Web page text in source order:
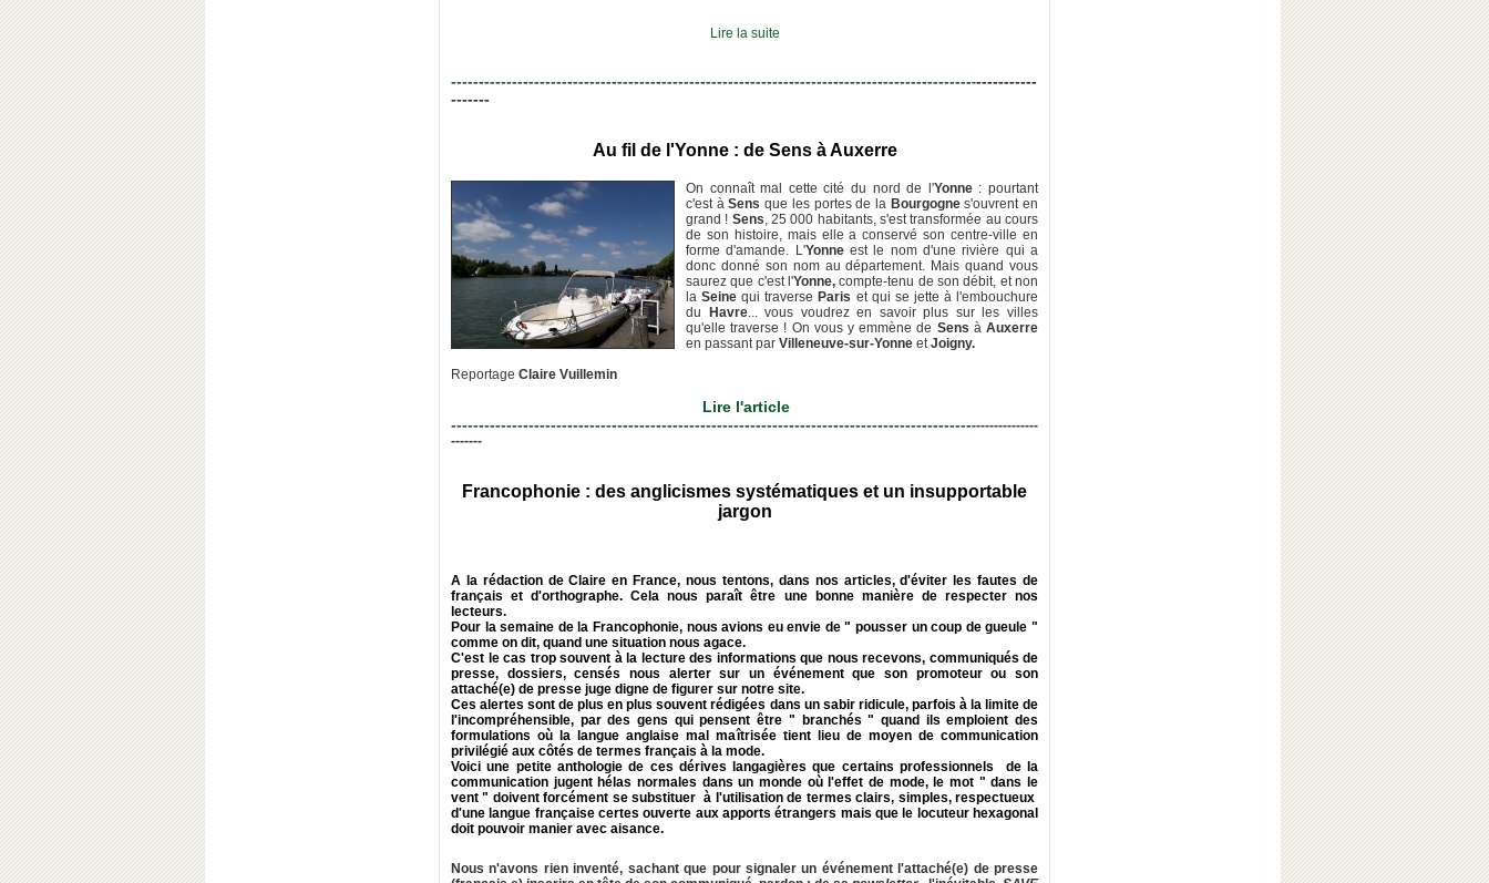
Lire la suite
----------------------------------------------------------------------------------------------------------
-------
Au fil de l'Yonne : de Sens à Auxerre
On connaît mal cette cité du nord de l'Yonne : pourtant
c'est àSensque les portes de la Bourgognes'ouvrent en
grand ! Sens, 25 000 habitants, s'est transformée au cours
de son histoire, mais elle a conservé son centre-ville en
forme d'amande. L'Yonneest le nom d'une rivière qui a
donc donné son nom au département. Mais quand vous
saurez que c'est l'Yonne,compte-tenu de son débit, et non
laSeine qui traverse Paris et qui se jette à l'embouchure
du
Havre... vous voudrez en savoir plus sur les villes
qu'elle traverse ! On vous y emmène de Sens àAuxerre
en passant par Villeneuve-sur-Yonne etJoigny.
Reportage Claire Vuillemin
Lire l'article
-------------------------------------------------------------------------------------------------------------
-------
Francophonie : des anglicismes systématiques et un insupportable
jargon
A la rédaction de Claire en France, nous tentons, dans nos articles, d'éviter les fautes de
français et d'orthographe. Cela nous paraît être une bonne manière de respecter nos
lecteurs.
Pour la semaine de la Francophonie, nous avions eu envie de " pousser un coup de gueule "
comme on dit, quand une situation nous agace.
C'est le cas trop souvent à la lecture des informations que nous recevons, communiqués de
presse, dossiers, censés nous alerter sur un événement que son promoteur ou son
attaché(e) de presse juge digne de figurer sur notre site.
Ces alertes sont de plus en plus souvent rédigées dans un sabir ridicule, parfois à la limite de
l'incompréhensible, par des gens qui pensent être " branchés " quand ils emploient des
formulations où la langue anglaise mal maîtrisée tient lieu de moyen de communication
privilégié aux côtés de termes français à la mode.
Voici une petite anthologie de ces dérives langagières que certains professionnels de la
communication jugent hélas normales dans un monde où l'effet de mode, le mot " dans le
vent " doivent forcément se substituer à l'utilisation de termes clairs, simples, respectueux
d'une langue française certes ouverte aux apports étrangers mais que le locuteur hexagonal
doit pouvoir manier avec aisance.
Nous n'avons rien inventé, sachant que pour signaler un événement l'attaché(e) de presse